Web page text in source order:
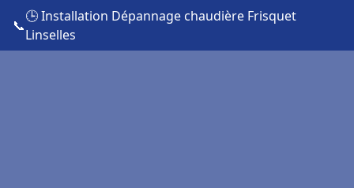
📞
🕒 Installation Dépannage chaudière Frisquet
Linselles